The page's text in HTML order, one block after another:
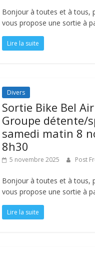
Bonjour à toutes et à tous,
vous propose une sortie à
Lire la suite
Divers
Sortie Bike Bel
Groupe détente/
samedi matin 8
8h30
5 novembre 2025 Post
Bonjour à toutes et à tous,
vous propose une sortie à
Lire la suite